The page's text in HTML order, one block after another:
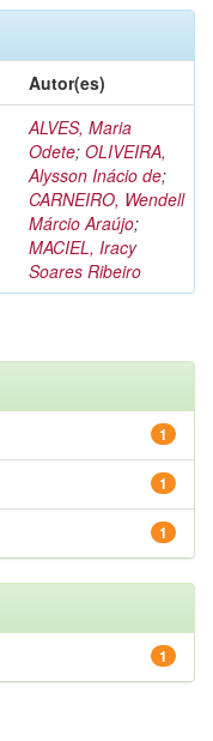
Autor(es)
ALVES, Maria
Odete; OLIVEIRA,
Alysson Inácio de;
CARNEIRO, Wendell
Márcio Araújo;
MACIEL, Iracy
Soares Ribeiro
1
1
1
1